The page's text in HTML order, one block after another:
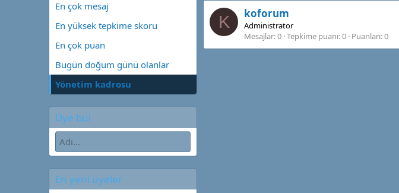
En çok mesaj
En yüksek tepkime skoru
En çok puan
Bugün doğum günü olanlar
Yönetim kadrosu
Üye bul
En yeni üyeler
K koforum
Administrator
Mesajlar 0 Tepkime puanı 0 Puanları 0